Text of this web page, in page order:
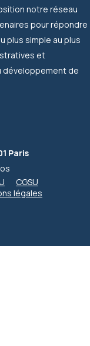
notre réseau
pour répondre
plus simple au plus
et
développement de
Paris
CGSU
légales